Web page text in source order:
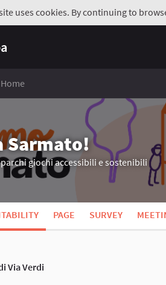
uses cookies. By continuing to
Home
Sarmato!
giochi accessibili e sostenibili
PAGE SURVEY
Via Verdi